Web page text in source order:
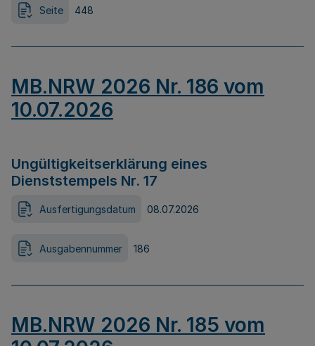
Seite 448
MB.NRW 2026 Nr. 186 vom
10.07.2026
Ungültigkeitserklärung eines
Dienststempels Nr. 17
Ausfertigungsdatum 08.07.2026
Ausgabennummer 186
MB.NRW 2026 Nr. 185 vom